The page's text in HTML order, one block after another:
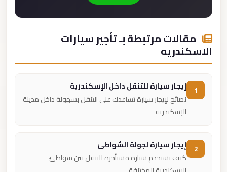
مقالات مرتبطة بـ تأجير سيارات
الاسكندريه
إيجار سيارة للتنقل داخل الإسكندرية
نصائح لإيجار سيارة تساعدك على التنقل بسهولة داخل مدينة
الإسكندرية
إيجار سيارة لجولة الشواطئ
كيف تستخدم سيارة مستأجرة للتنقل بين شواطئ